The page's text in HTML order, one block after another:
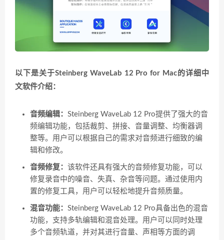
以下是关于Steinberg WaveLab 12 Pro for Mac的详细中
文软件介绍：
音频编辑： Steinberg WaveLab 12 Pro提供了强大的音
频编辑功能，包括裁剪、拼接、音量调整、均衡器调
整等。用户可以根据自己的需求对音频进行细致的编
辑和修改。
音频修复： 该软件还具有强大的音频修复功能，可以
修复录音中的噪音、失真、杂音等问题。通过使用内
置的修复工具，用户可以轻松地提升音频质量。
混音功能： Steinberg WaveLab 12 Pro具备出色的混音
功能，支持多轨编辑和混音处理。用户可以同时处理
多个音频轨道，并对其进行音量、声相等方面的调